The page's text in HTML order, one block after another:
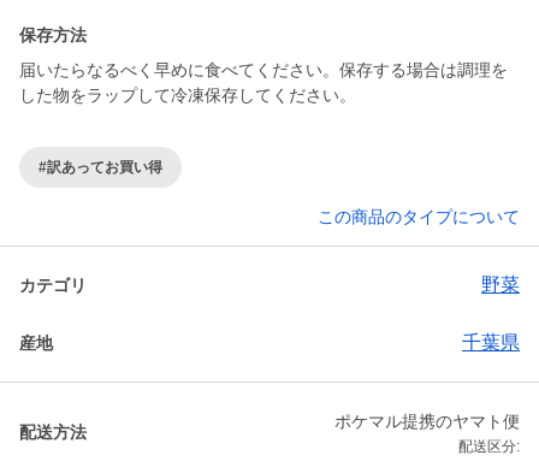
保存方法
届いたらなるべく早めに食べてください。保存する場合は調理を
した物をラップして冷凍保存してください。
#訳あってお買い得
この商品のタイプについて
カテゴリ 野菜
産地 千葉県
配送方法
ポケマル提携のヤマト便
配送区分: